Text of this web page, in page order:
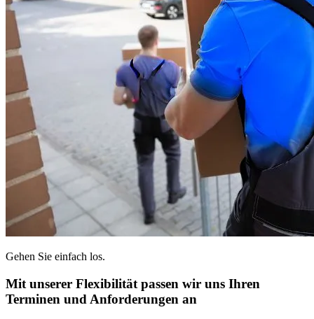
Gehen Sie einfach los.
Mit unserer Flexibilität passen wir uns Ihren
Terminen und Anforderungen an